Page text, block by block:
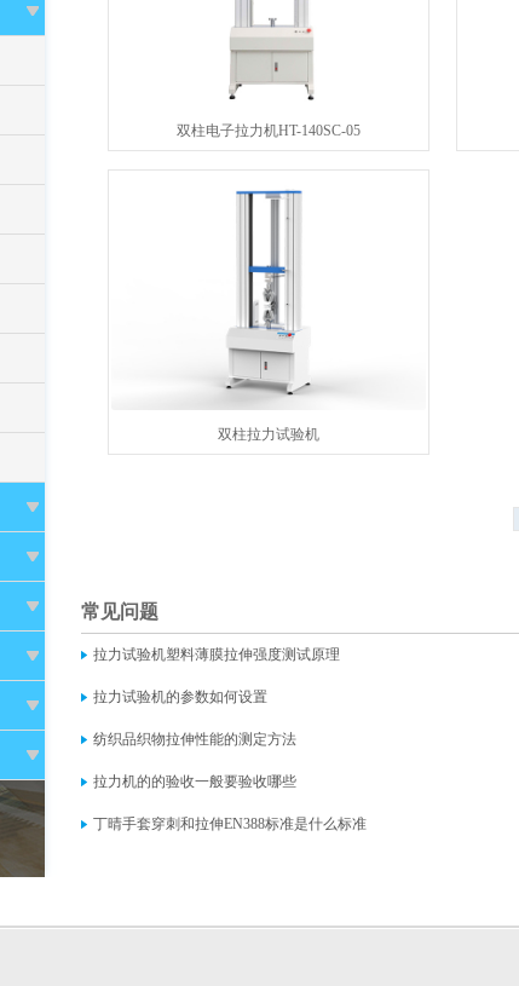
双柱电子拉力机HT-140SC-05
双柱拉力试验机
常见问题
拉力试验机塑料薄膜拉伸强度测试原理
拉力试验机的参数如何设置
纺织品织物拉伸性能的测定方法
拉力机的的验收一般要验收哪些
丁晴手套穿刺和拉伸EN388标准是什么标准